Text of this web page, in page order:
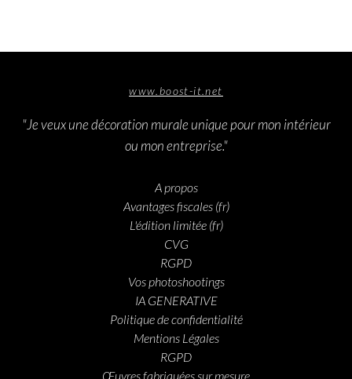
www.boost-it.net
"Je veux une décoration murale unique pour mon intérieur
ou mon entreprise."
A propos
Avantages fiscales (fr)
L'édition limitée (fr)
CVG
RGPD
Vos photoshootings
IA GENERATIVE
Politique de confidentialité
Mentions Légales
RGPD
Œuvres fabriquées sur mesure